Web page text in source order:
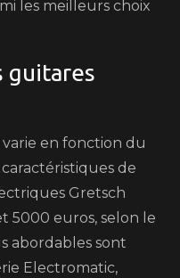
les meilleurs choix
guitares
en fonction du
de
Gretsch
5000 euros, selon le
abordables sont
Electromatic,